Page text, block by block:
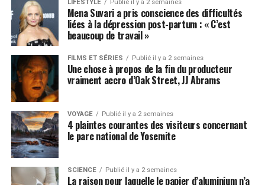
LIFESTYLE Publié il y a 2 semaines
Mena Suvari a pris conscience des difficultés
liées à la dépression post-partum : « C’est
beaucoup de travail »
FILMS ET SÉRIES Publié il y a 2 semaines
Une chose à propos de la fin du producteur
vraiment accro d’Oak Street, JJ Abrams
VOYAGE Publié il y a 2 semaines
4 plaintes courantes des visiteurs concernant
le parc national de Yosemite
SCIENCE Publié il y a 2 semaines
La raison pour laquelle le papier d’aluminium n’a